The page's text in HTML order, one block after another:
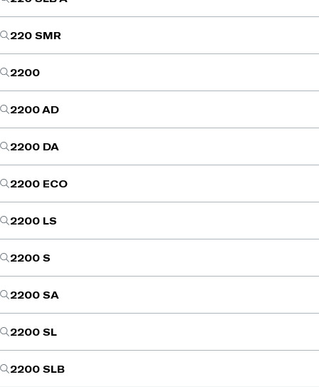
220 SMR
2200
2200 AD
2200 DA
2200 ECO
2200 LS
2200 S
2200 SA
2200 SL
2200 SLB